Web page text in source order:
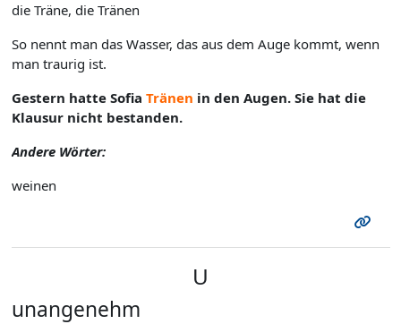
die Träne, die Tränen
So nennt man das Wasser, das aus dem Auge kommt, wenn
man traurig ist.
Gestern hatte Sofia Tränen in den Augen. Sie hat die
Klausur nicht bestanden.
Andere Wörter:
weinen
U
unangenehm